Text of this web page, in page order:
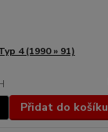
4 (1990 » 91)
Přidat do košíku